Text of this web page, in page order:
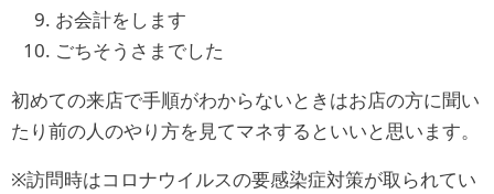
お会計をします
ごちそうさまでした
初めての来店で手順がわからないときはお店の方に聞い
たり前の人のやり方を見てマネするといいと思います。
※訪問時はコロナウイルスの要感染症対策が取られてい